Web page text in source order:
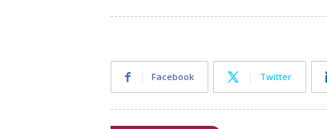
Facebook Twitter